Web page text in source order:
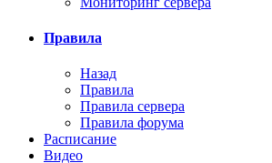
Правила
Назад
Правила
Правила сервера
Правила форума
Расписание
Видео